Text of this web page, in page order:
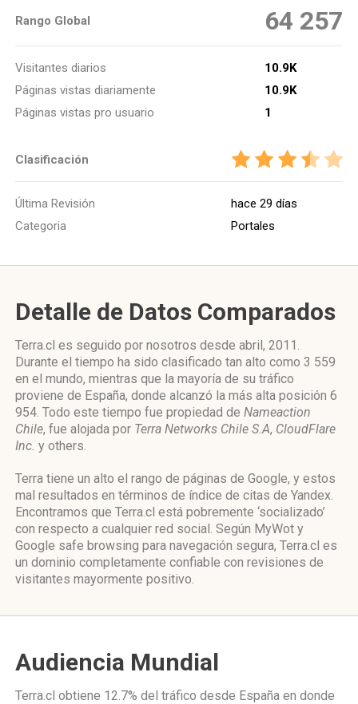
Rango Global 64 257
Visitantes diarios
10.9K
Páginas vistas diariamente
10.9K
Páginas vistas pro usuario
1
Clasificación
Última Revisión
hace 29 días
Categoria
Portales
Detalle de Datos Comparados
Terra.cl es seguido por nosotros desde abril, 2011.
Durante el tiempo ha sido clasificado tan alto como 3 559
en el mundo, mientras que la mayoría de su tráfico
proviene de España, donde alcanzó la más alta posición 6
954. Todo este tiempo fue propiedad de Nameaction
Chile, fue alojada por Terra Networks Chile S.A, CloudFlare
Inc. y others.
Terra tiene un alto el rango de páginas de Google, y estos
mal resultados en términos de índice de citas de Yandex.
Encontramos que Terra.cl está pobremente ‘socializado’
con respecto a cualquier red social. Según MyWot y
Google safe browsing para navegación segura, Terra.cl es
un dominio completamente confiable con revisiones de
visitantes mayormente positivo.
Audiencia Mundial
Terra.cl obtiene 12.7% del tráfico desde España en donde